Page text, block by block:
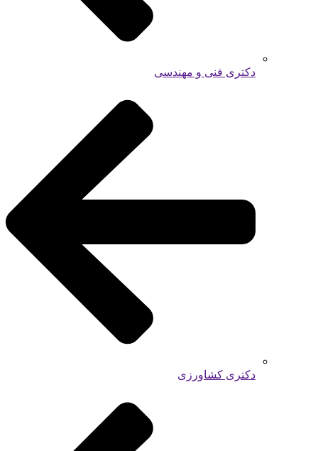
دکتری فنی و مهندسی
دکتری کشاورزی